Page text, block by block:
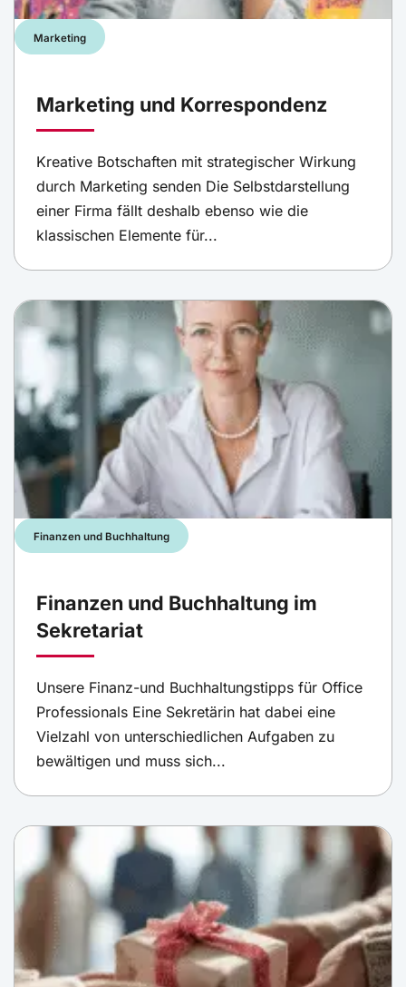
Marketing
Marketing und Korrespondenz
Kreative Botschaften mit strategischer Wirkung
durch Marketing senden Die Selbstdarstellung
einer Firma fällt deshalb ebenso wie die
klassischen Elemente für...
Finanzen und Buchhaltung
Finanzen und Buchhaltung im
Sekretariat
Unsere Finanz-und Buchhaltungstipps für Office
Professionals Eine Sekretärin hat dabei eine
Vielzahl von unterschiedlichen Aufgaben zu
bewältigen und muss sich...